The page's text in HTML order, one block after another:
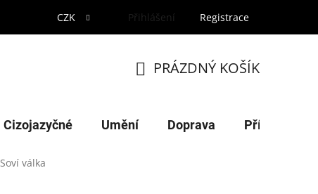
CZK Přihlášení Registrace
KOŠÍK
PRÁZDNÝ KOŠÍK
Cizojazyčné Umění Doprava Příroda
Soví válka